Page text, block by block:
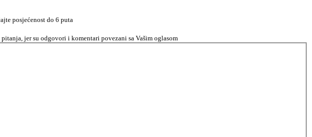
posjećenost do 6 puta
jer su odgovori i komentari povezani sa Vašim oglasom